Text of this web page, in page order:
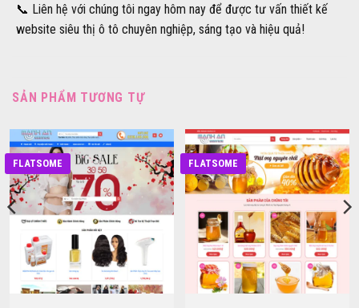
📞 Liên hệ với chúng tôi ngay hôm nay để được tư vấn thiết kế
website siêu thị ô tô chuyên nghiệp, sáng tạo và hiệu quả!
SẢN PHẨM TƯƠNG TỰ
FLATSOME FLATSOME